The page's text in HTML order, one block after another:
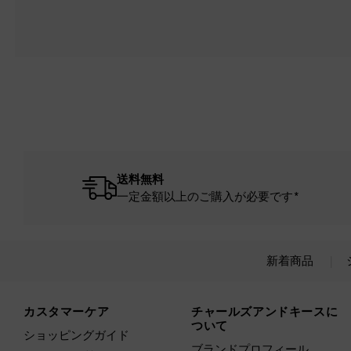
送料無料
一定金額以上のご購入が必要です*
新着商品
カスタマーケア
ショッピングガイド
チャールズアンドキースに
ついて